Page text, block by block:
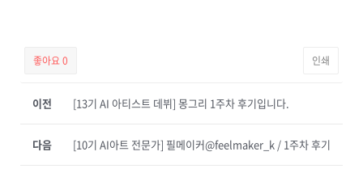
좋아요0 인쇄
이전 [13기 AI 아티스트 데뷔] 몽그리 1주차 후기입니다.
[10기 AI아트 전문가] 필메이커@feelmaker_k / 1주차 후기
다음